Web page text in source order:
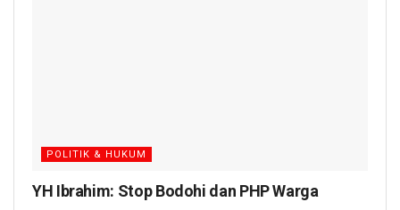
POLITIK & HUKUM
YH Ibrahim: Stop Bodohi dan PHP Warga